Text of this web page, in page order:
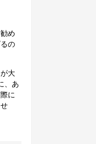
め
の
大
、あ
に